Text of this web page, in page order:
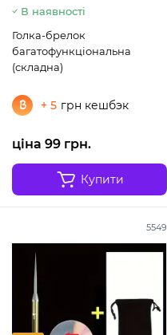
В наявності
Голка-брелок
багатофункціональна
(складна)
+ 5 грн кешбэк
ціна 99 грн.
Купити
5549